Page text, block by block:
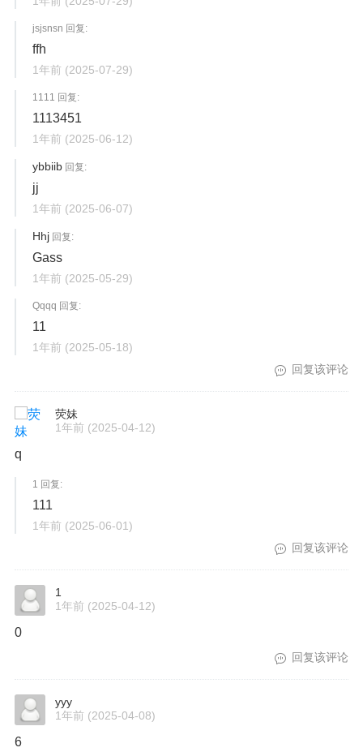
jsjsnsn 回复:
ffh
1年前 (2025-07-29)
1111 回复:
1113451
1年前 (2025-06-12)
ybbiib 回复:
jj
1年前 (2025-06-07)
Hhj 回复:
Gass
1年前 (2025-05-29)
Qqqq 回复:
11
1年前 (2025-05-18)
回复该评论
荧妹
1年前 (2025-04-12)
q
1 回复:
111
1年前 (2025-06-01)
回复该评论
1
1年前 (2025-04-12)
0
回复该评论
yyy
1年前 (2025-04-08)
6